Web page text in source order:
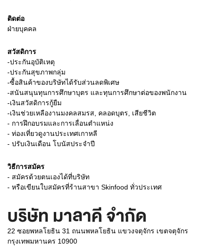
ติดต่อ
ฝ่ายบุคคล
สวัสดิการ
-ประกันอุบัติเหตุ
-ประกันสุขภาพกลุ่ม
-ซื้อสินค้าของบริษัทได้รับส่วนลดพิเศษ
-สนันสนุนทุนการศึกษาบุตร และทุนการศึกษาต่อของพนักงาน
-เงินสวัสดิการกู้ยืม
-เงินช่วยเหลืองานมงคลสมรส, คลอดบุตร, เสียชีวิต
- การฝึกอบรมและการเลื่อนตำแหน่ง
- ท่องเที่ยวดูงานประเทศเกาหลี
- ปรับเงินเดือน โบนัสประจำปี
วิธีการสมัคร
- สมัครด้วยตนเองได้ที่บริษัท
- หรือเขียนใบสมัครที่ร้านสาขา Skinfood ทั่วประเทศ
บริษัท มาลาคี จำกัด
22 ซอยพหลโยธิน 31 ถนนพหลโยธิน แขวงจตุจักร เขตจตุจักร
กรุงเทพมหานคร 10900